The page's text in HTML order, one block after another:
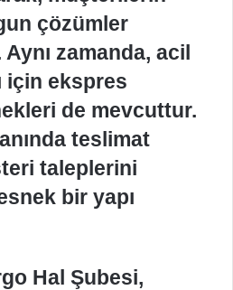
çözümler
zamanda, acil
için ekspres
de mevcuttur.
teslimat
taleplerini
bir yapı
Hal Şubesi,